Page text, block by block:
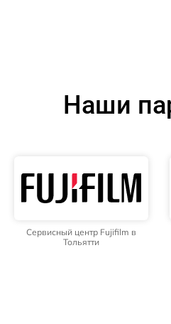
Наши
Сервисный центр Fujifilm в
Тольятти